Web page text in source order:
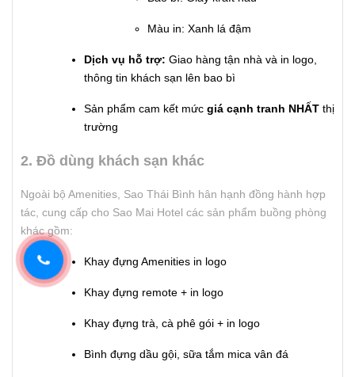
Màu in: Xanh lá đậm
Dịch vụ hỗ trợ: Giao hàng tận nhà và in logo,
thông tin khách sạn lên bao bì
Sản phẩm cam kết mức giá cạnh tranh NHẤT thị
trường
2. Đồ dùng khách sạn khác
Ngoài bộ Amenities, Sao Thái Bình hân hạnh đồng hành hợp
tác, cung cấp cho Sao Mai Hotel các sản phẩm buồng phòng
khác gồm:
Khay đựng Amenities in logo
Khay đựng remote + in logo
Khay đựng trà, cà phê gói + in logo
Bình đựng dầu gội, sữa tắm mica vân đá